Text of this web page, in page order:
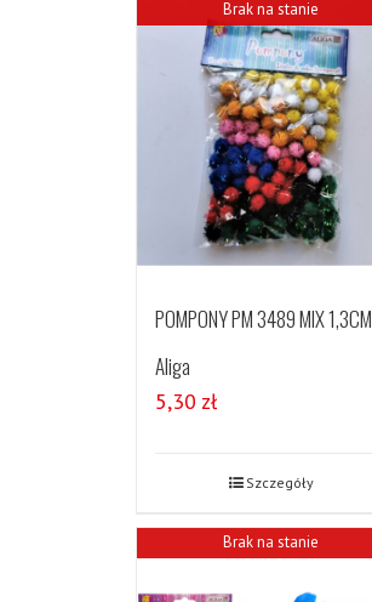
Brak na stanie
POMPONY PM 3489 MIX 1,3CM
Aliga
5,30 zł
Szczegóły
Brak na stanie